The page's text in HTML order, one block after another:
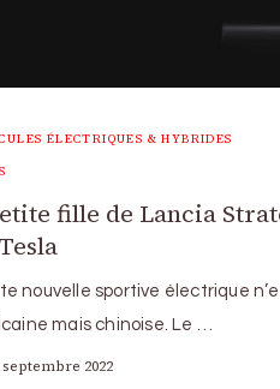
ÉLECTRIQUES & HYBRIDES
fille de Lancia
nouvelle sportive électrique
mais chinoise. Le …
septembre 2022